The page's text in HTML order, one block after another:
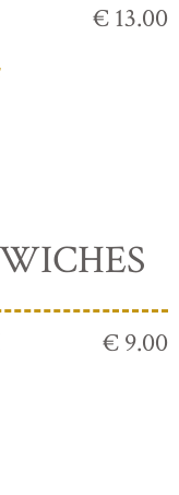
€ 13.00
€ 9.00